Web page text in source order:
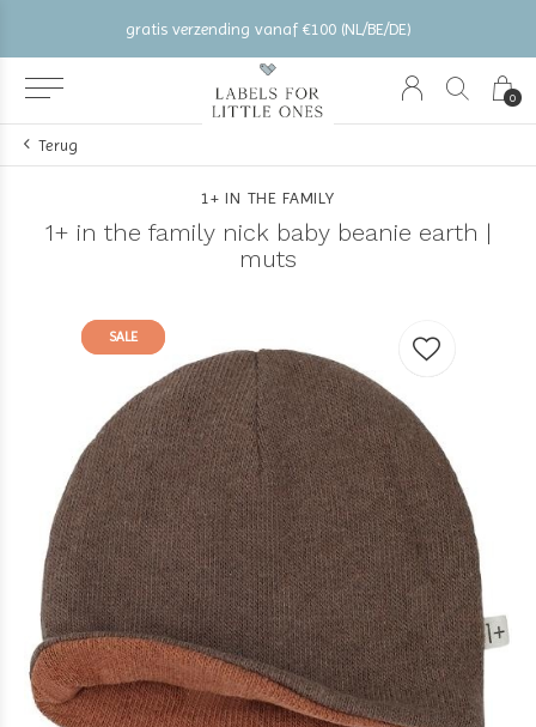
0
gratis verzending vanaf €100 (NL/BE/DE)
Terug
1+ IN THE FAMILY
1+ in the family nick baby beanie earth |
muts
SALE
SALE